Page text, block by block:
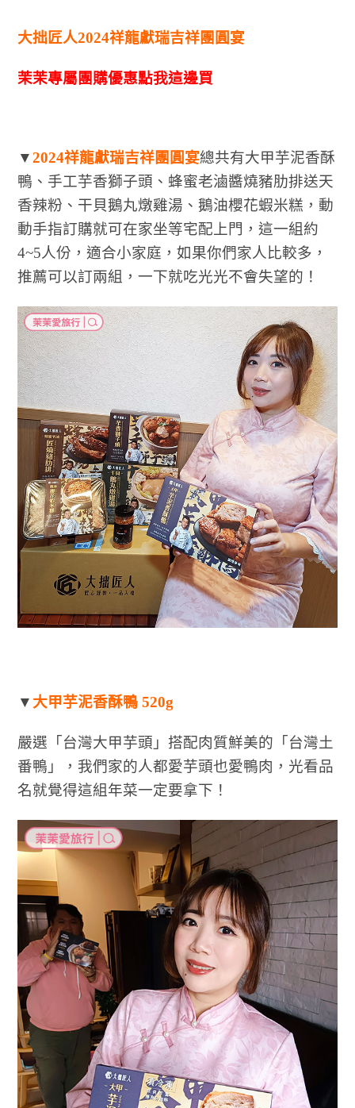
大拙匠人2024祥龍獻瑞吉祥團圓宴
茉茉專屬團購優惠點我這邊買
▼2024祥龍獻瑞吉祥團圓宴總共有大甲芋泥香酥
鴨、手工芋香獅子頭、蜂蜜老滷醬燒豬肋排送天
香辣粉、干貝鵝丸燉雞湯、鵝油櫻花蝦米糕，動
動手指訂購就可在家坐等宅配上門，這一組約
4~5人份，適合小家庭，如果你們家人比較多，
推薦可以訂兩組，一下就吃光光不會失望的！
▼ 大甲芋泥香酥鴨 520g
嚴選「台灣大甲芋頭」搭配肉質鮮美的「台灣土
番鴨」，我們家的人都愛芋頭也愛鴨肉，光看品
名就覺得這組年菜一定要拿下！